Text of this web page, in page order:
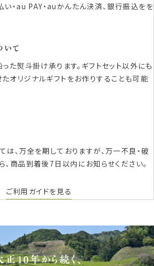
い・au PAY・auかんたん決済、銀行振込をを
いて
た熨斗掛け承ります。ギフトセット以外にも
オリジナルギフトをお作りすることも可能
は、万全を期しておりますが、万一不良・破
、商品到着後7日以内にお知らせください。
ご利用ガイドを見る
正10年から続く、